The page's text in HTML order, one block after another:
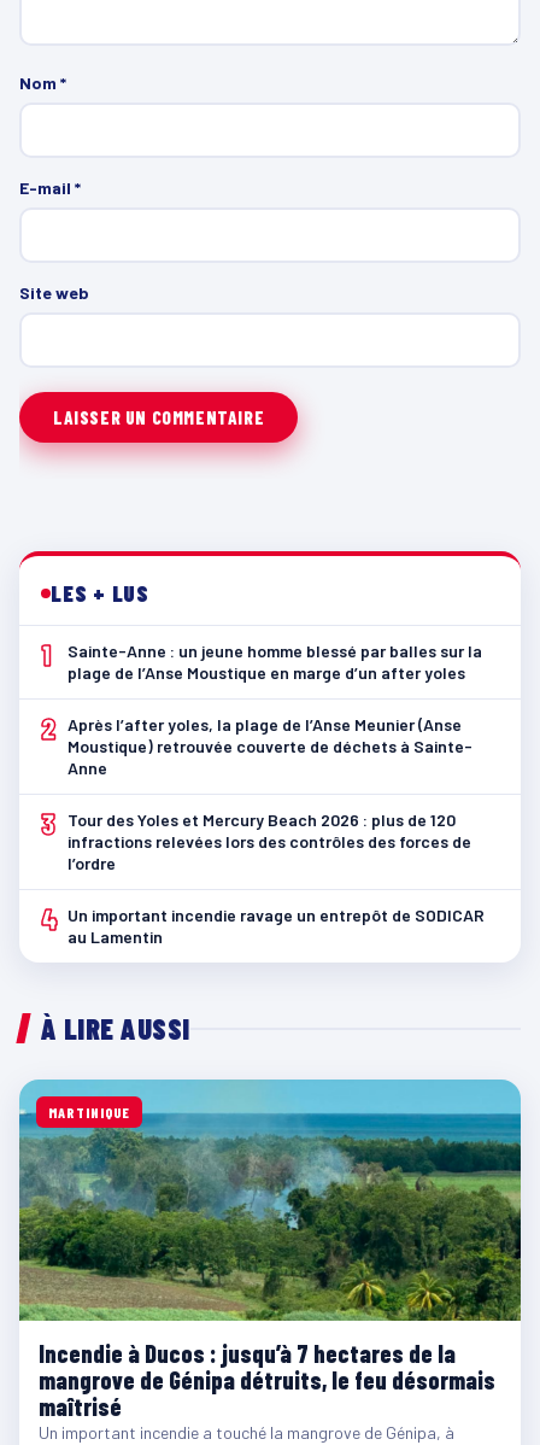
Nom *
E-mail *
Site web
LES + LUS
1
Sainte-Anne : un jeune homme blessé par balles sur la
plage de l’Anse Moustique en marge d’un after yoles
2 Après l’after yoles, la plage de l’Anse Meunier (Anse
Moustique) retrouvée couverte de déchets à Sainte-
Anne
3
Tour des Yoles et Mercury Beach 2026 : plus de 120
infractions relevées lors des contrôles des forces de
l’ordre
4 Un important incendie ravage un entrepôt de SODICAR
au Lamentin
À LIRE AUSSI
MARTINIQUE
Incendie à Ducos : jusqu’à 7 hectares de la
mangrove de Génipa détruits, le feu désormais
maîtrisé
Un important incendie a touché la mangrove de Génipa, à